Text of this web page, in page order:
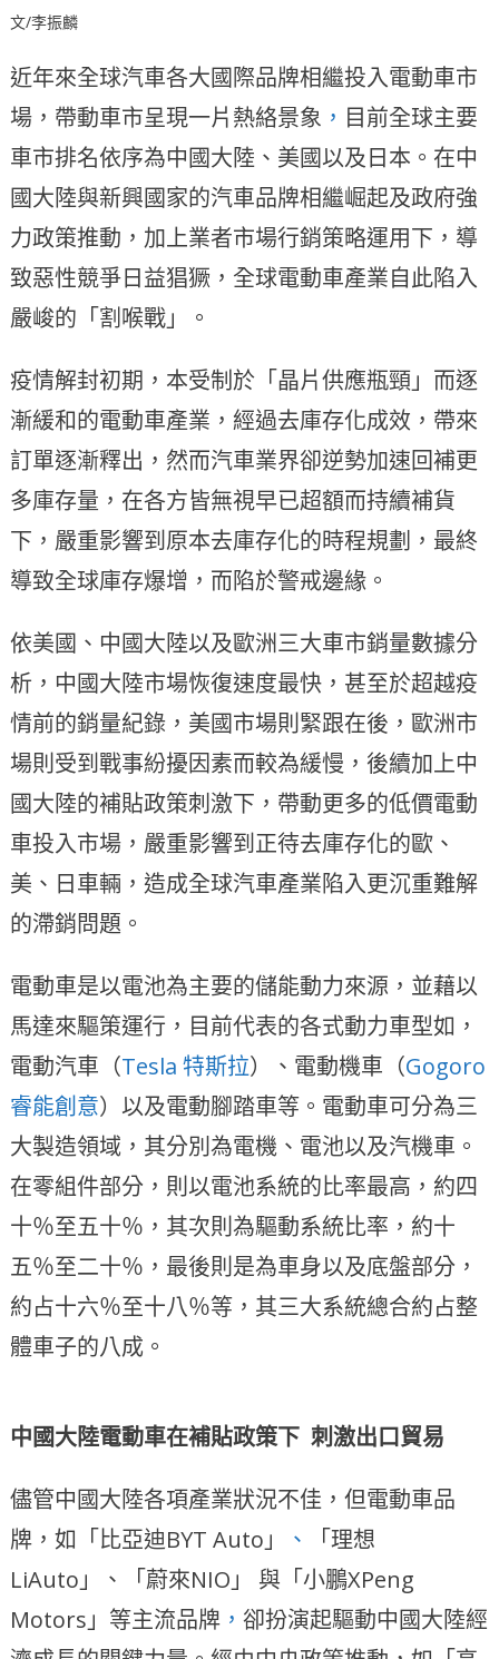
文/李振麟
近年來全球汽車各大國際品牌相繼投入電動車市
場，帶動車市呈現一片熱絡景象 ， 目前全球主要
車市排名依序為中國大陸、美國以及日本。在中
國大陸與新興國家的汽車品牌相繼崛起及政府強
力政策推動，加上業者市場行銷策略運用下，導
致惡性競爭日益猖獗，全球電動車產業自此陷入
嚴峻的「割喉戰」。
疫情解封初期，本受制於「晶片供應瓶頸」而逐
漸緩和的電動車產業，經過去庫存化成效，帶來
訂單逐漸釋出，然而汽車業界卻逆勢加速回補更
多庫存量，在各方皆無視早已超額而持續補貨
下，嚴重影響到原本去庫存化的時程規劃，最終
導致全球庫存爆增，而陷於警戒邊緣。
依美國、中國大陸以及歐洲三大車市銷量數據分
析，中國大陸市場恢復速度最快，甚至於超越疫
情前的銷量紀錄，美國市場則緊跟在後，歐洲市
場則受到戰事紛擾因素而較為緩慢，後續加上中
國大陸的補貼政策刺激下，帶動更多的低價電動
車投入市場，嚴重影響到正待去庫存化的歐、
美、日車輛，造成全球汽車產業陷入更沉重難解
的滯銷問題。
電動車是以電池為主要的儲能動力來源，並藉以
馬達來驅策運行，目前代表的各式動力車型如，
電動汽車（Tesla 特斯拉）、電動機車（Gogoro
睿能創意）以及電動腳踏車等。電動車可分為三
大製造領域，其分別為電機、電池以及汽機車。
在零組件部分，則以電池系統的比率最高，約四
十％至五十％，其次則為驅動系統比率，約十
五％至二十％，最後則是為車身以及底盤部分，
約占十六％至十八％等，其三大系統總合約占整
體車子的八成。
中國大陸電動車在補貼政策下 刺激出口貿易
儘管中國大陸各項產業狀況不佳，但電動車品
牌，如「比亞迪BYT Auto」
、
「理想
LiAuto」、「蔚來NIO」 與「小鵬XPeng
Motors」等主流品牌， 卻扮演起驅動中國大陸經